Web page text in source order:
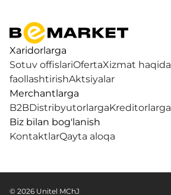
Xaridorlarga
Sotuv offislariOfertaXizmat haqida
faollashtirishAktsiyalar
Merchantlarga
B2BDistribyutorlargaKreditorlarga
Biz bilan bog'lanish
KontaktlarQayta aloqa
© 2026 Unitel MChJ